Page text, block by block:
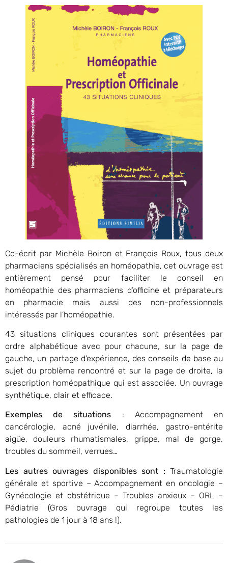
Co-écrit par Michèle Boiron et François Roux, tous deux
pharmaciens spécialisés en homéopathie, cet ouvrage est
entièrement pensé pour faciliter le conseil en
homéopathie des pharmaciens d’officine et préparateurs
en pharmacie mais aussi des non-professionnels
intéressés par l’homéopathie.
43 situations cliniques courantes sont présentées par
ordre alphabétique avec pour chacune, sur la page de
gauche, un partage d’expérience, des conseils de base au
sujet du problème rencontré et sur la page de droite, la
prescription homéopathique qui est associée. Un ouvrage
synthétique, clair et efficace.
Exemples de situations : Accompagnement en
cancérologie, acné juvénile, diarrhée, gastro-entérite
aigüe, douleurs rhumatismales, grippe, mal de gorge,
troubles du sommeil, verrues…
Les autres ouvrages disponibles sont : Traumatologie
générale et sportive – Accompagnement en oncologie –
Gynécologie et obstétrique – Troubles anxieux – ORL –
Pédiatrie (Gros ouvrage qui regroupe toutes les
pathologies de 1 jour à 18 ans !).